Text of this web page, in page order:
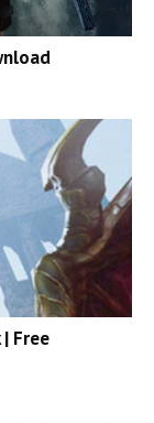
| Free